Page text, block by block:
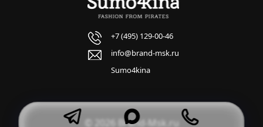
+7 (495) 129-00-46
info@brand-msk.ru
Sumo4kina
© 2026 Brand-Msk.ru